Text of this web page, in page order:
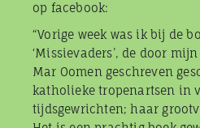
op facebook:
“Vorige week was ik bij de
‘Missievaders’, de door
Mar Oomen geschreven
katholieke tropenartsen in
tijdsgewrichten; haar